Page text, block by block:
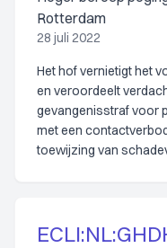
Rotterdam
28 juli 2022
Het hof vernietigt het
en veroordeelt
gevangenisstraf voor
met een
toewijzing van